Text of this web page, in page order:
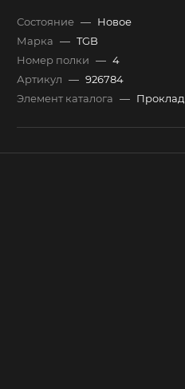
Состояние — Новое
Марка — TGB
Номер полки — 4
Артикул — 926784
Элемент каталога —